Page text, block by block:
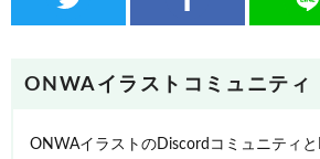
ONWAイラストコミュニティ
ONWAイラストのDiscordコミュニティ